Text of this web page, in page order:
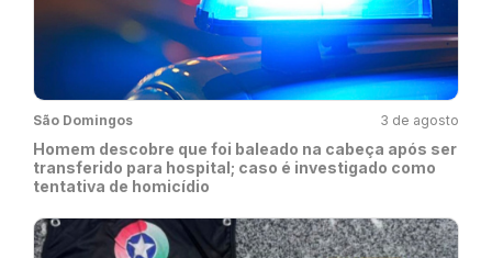
São Domingos 3 de agosto
Homem descobre que foi baleado na cabeça após ser
transferido para hospital; caso é investigado como
tentativa de homicídio